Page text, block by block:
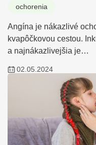
ochorenia
Angína je nákazlivé
kvapôčkovou cestou.
a najnákazlivejšia je…
02.05.2024